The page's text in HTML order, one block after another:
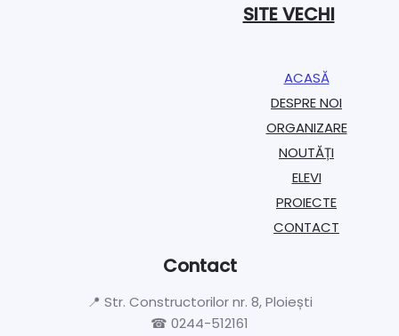
SITE VECHI
ACASĂ
DESPRE NOI
ORGANIZARE​
NOUTĂȚI
ELEVI
PROIECTE​
CONTACT
Contact
📍 Str. Constructorilor nr. 8, Ploiești
☎ 0244-512161